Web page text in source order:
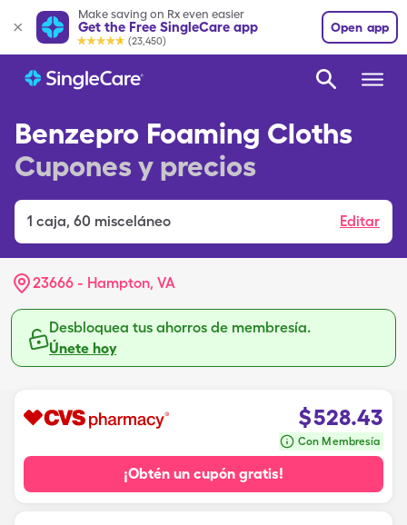
Make saving on Rx even easier
Get the Free SingleCare app
(23,450)
Open app
Benzepro Foaming Cloths
Cupones y precios
1 caja, 60 misceláneo Editar
23666 - Hampton, VA
Desbloquea tus ahorros de membresía.
Únete hoy
$528.43
Con Membresía
¡Obtén un cupón gratis!